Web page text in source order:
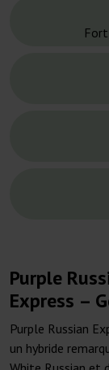
Purple
Express –
Purple Russian
un hybride